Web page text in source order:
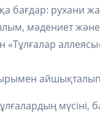
бағдар: рухани
мәдениет
«Тұлғалар
мүсіні,